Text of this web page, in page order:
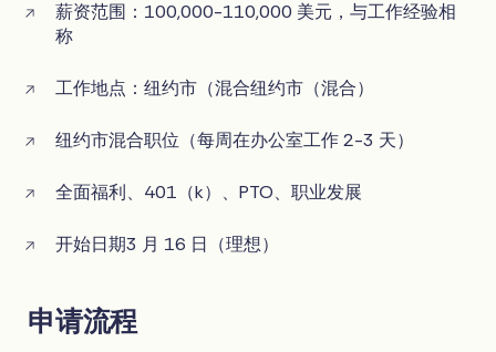
薪资范围：100,000-110,000 美元，与工作经验相
称
工作地点：纽约市（混合纽约市（混合）
纽约市混合职位（每周在办公室工作 2-3 天）
全面福利、401（k）、PTO、职业发展
开始日期3 月 16 日（理想）
申请流程